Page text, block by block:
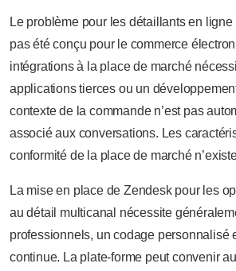
Le problème pour les détaillants en ligne
pas été conçu pour le commerce
intégrations à la place de marché
applications tierces ou un
contexte de la commande n’est pas
associé aux conversations. Les
conformité de la place de marché
La mise en place de Zendesk pour les
au détail multicanal nécessite
professionnels, un codage personnalisé
continue. La plate-forme peut convenir